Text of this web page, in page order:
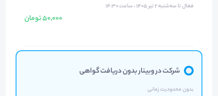
فعال تا سه‌شنبه ۲ تیر ۱۴۰۵ ، ساعت ۱۴:۳۰
50,000 تومان
شرکت در وبینار بدون دریافت گواهی
بدون محدودیت زمانی